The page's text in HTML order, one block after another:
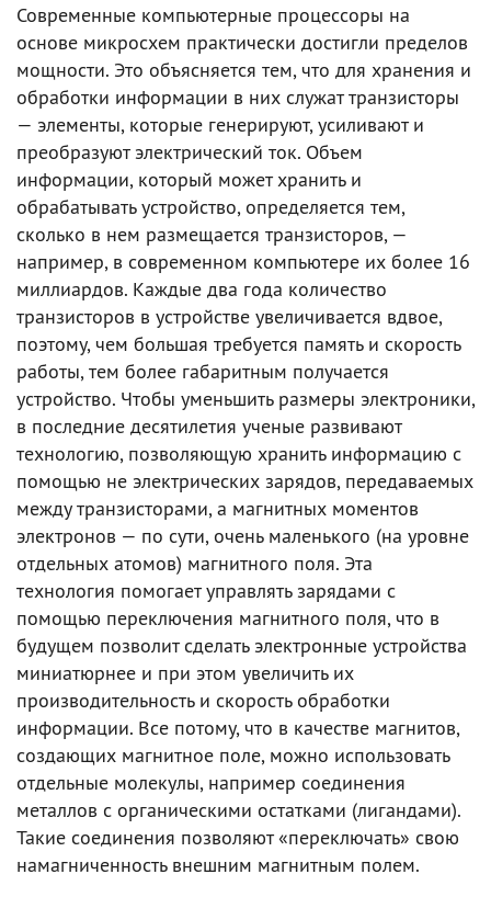
Современные компьютерные процессоры на
основе микросхем практически достигли пределов
мощности. Это объясняется тем, что для хранения и
обработки информации в них служат транзисторы
— элементы, которые генерируют, усиливают и
преобразуют электрический ток. Объем
информации, который может хранить и
обрабатывать устройство, определяется тем,
сколько в нем размещается транзисторов, —
например, в современном компьютере их более 16
миллиардов. Каждые два года количество
транзисторов в устройстве увеличивается вдвое,
поэтому, чем большая требуется память и скорость
работы, тем более габаритным получается
устройство. Чтобы уменьшить размеры электроники,
в последние десятилетия ученые развивают
технологию, позволяющую хранить информацию с
помощью не электрических зарядов, передаваемых
между транзисторами, а магнитных моментов
электронов — по сути, очень маленького (на уровне
отдельных атомов) магнитного поля. Эта
технология помогает управлять зарядами с
помощью переключения магнитного поля, что в
будущем позволит сделать электронные устройства
миниатюрнее и при этом увеличить их
производительность и скорость обработки
информации. Все потому, что в качестве магнитов,
создающих магнитное поле, можно использовать
отдельные молекулы, например соединения
металлов с органическими остатками (лигандами).
Такие соединения позволяют «переключать» свою
намагниченность внешним магнитным полем.